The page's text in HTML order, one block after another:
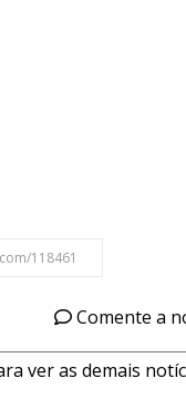
Comente a
ver as demais